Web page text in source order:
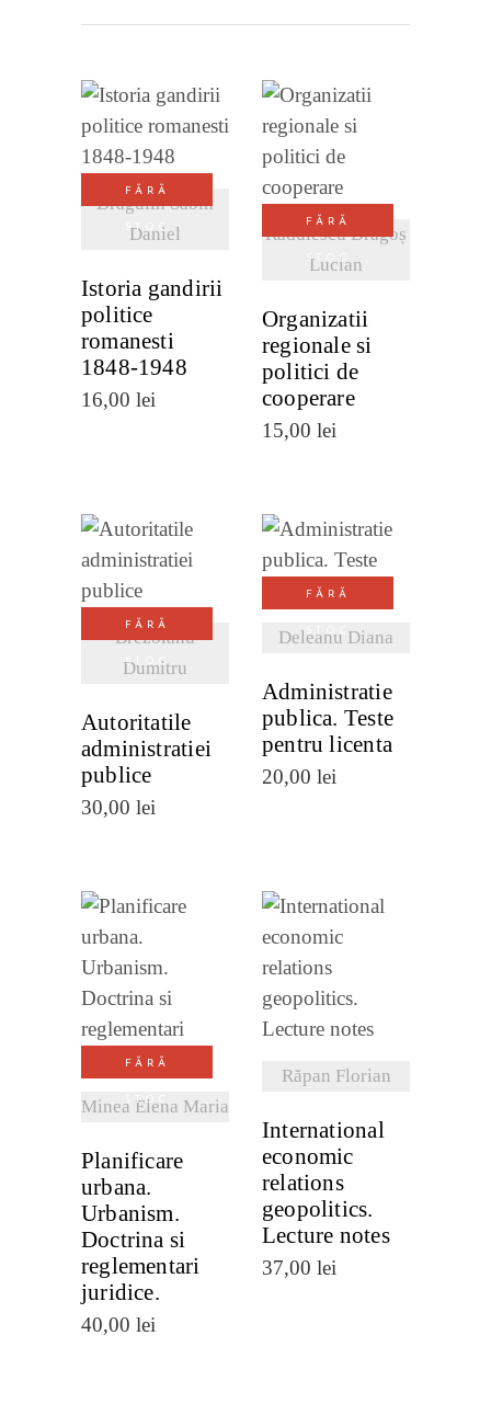
FĂRĂ
STOC
Drăgulin Sabin
Daniel
DETALII
Istoria gandirii
politice
romanesti
1848-1948
16,00 lei
FĂRĂ
STOC
Rădulescu Dragoș
Lucian
VEZI
DETALII
Organizatii
regionale si
politici de
cooperare
15,00 lei
FĂRĂ
STOC
Brezoianu
Dumitru
DETALII
Autoritatile
administratiei
publice
30,00 lei
FĂRĂ
STOC
Deleanu Diana
VEZI
DETALII
Administratie
publica. Teste
pentru licenta
20,00 lei
FĂRĂ
STOC
Minea Elena Maria
DETALII
Planificare
urbana.
Urbanism.
Doctrina si
reglementari
juridice.
40,00 lei
Răpan Florian
VEZI
DETALII
International
economic
relations
geopolitics.
Lecture notes
37,00 lei